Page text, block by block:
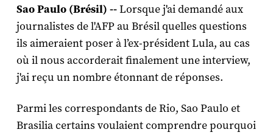
Sao Paulo (Brésil) --Lorsque j'ai demandé aux
journalistes de l'AFP au Brésil quelles questions
ils aimeraient poser à l’ex-président Lula, au cas
où il nous accorderait finalement une interview,
j'ai reçu un nombre étonnant de réponses.
Parmi les correspondants de Rio, Sao Paulo et
Brasilia certains voulaient comprendre pourquoi